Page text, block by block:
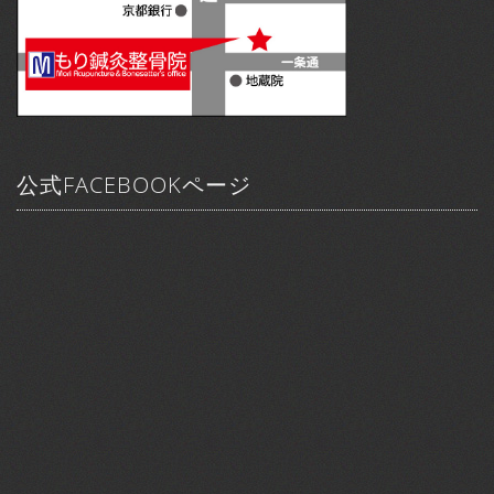
公式FACEBOOKページ